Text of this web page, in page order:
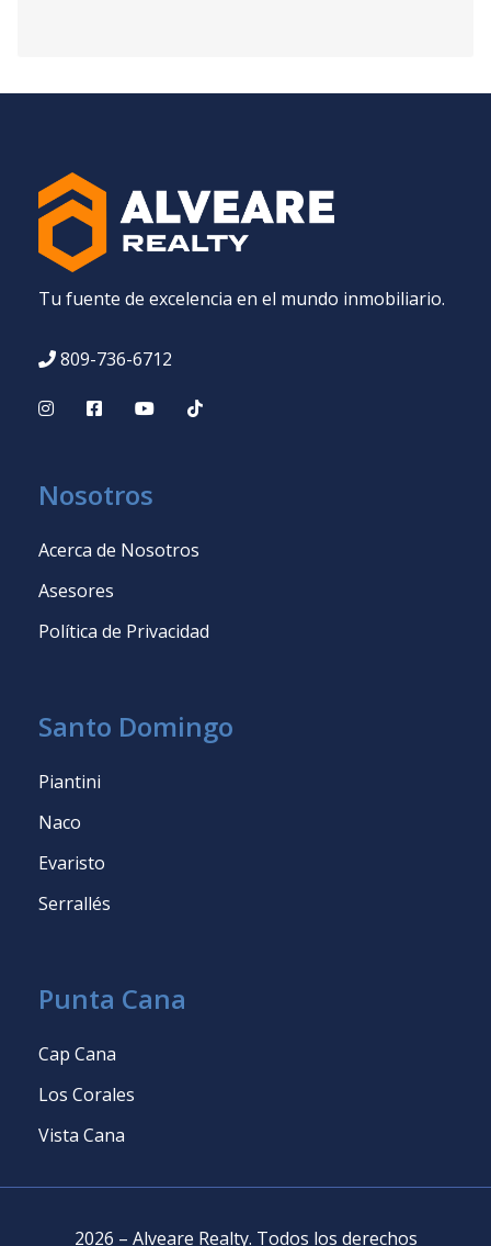
Tu fuente de excelencia en el mundo inmobiliario.
809-736-6712
Nosotros
Acerca de Nosotros
Asesores
Política de Privacidad
Santo Domingo
Piantini
Naco
Evaristo
Serrallés
Punta Cana
Cap Cana
Los Corales
Vista Cana
2026 – Alveare Realty. Todos los derechos